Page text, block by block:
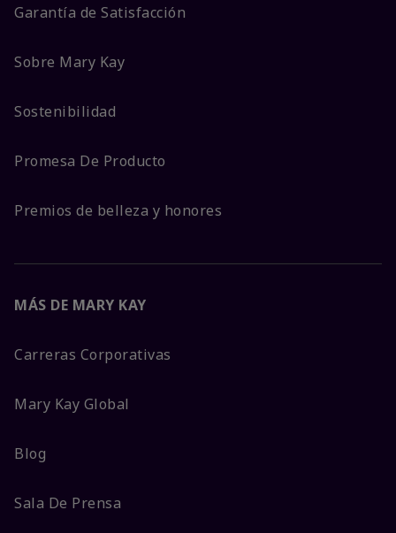
Garantía de Satisfacción
Sobre Mary Kay
Sostenibilidad
Promesa De Producto
Premios de belleza y honores
MÁS DE MARY KAY
Carreras Corporativas
Mary Kay Global
Blog
Sala De Prensa